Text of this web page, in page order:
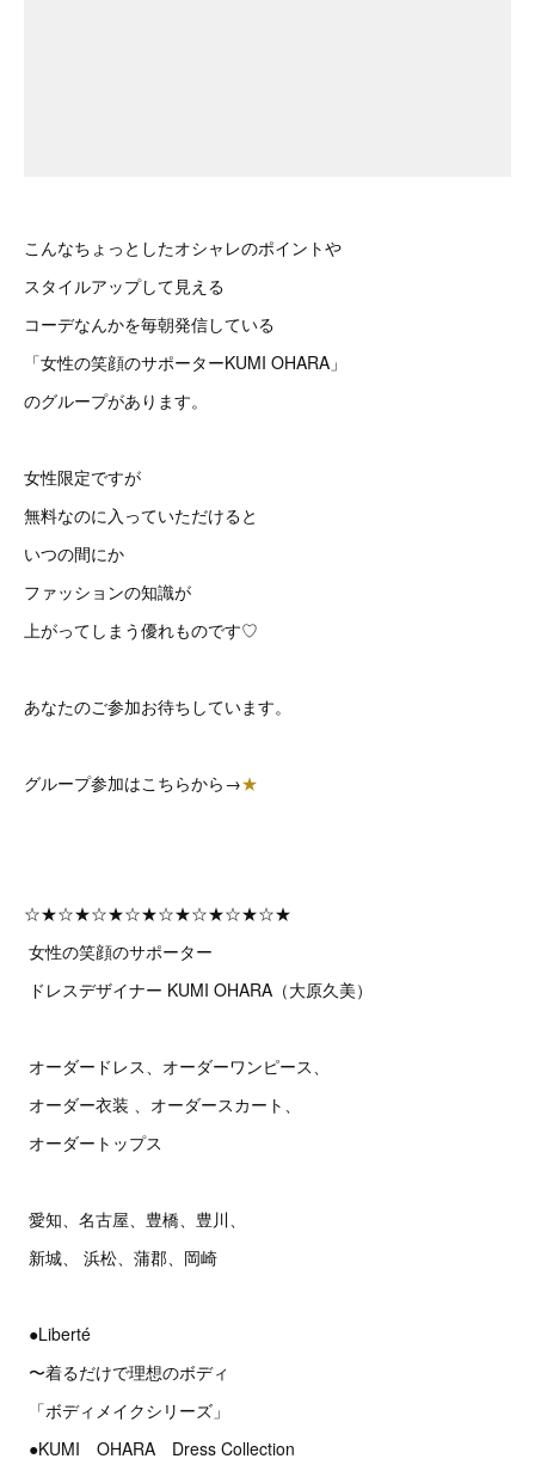
こんなちょっとしたオシャレのポイントや
スタイルアップして見える
コーデなんかを毎朝発信している
「女性の笑顔のサポーターKUMI OHARA」
のグループがあります。
女性限定ですが
無料なのに入っていただけると
いつの間にか
ファッションの知識が
上がってしまう優れものです♡
あなたのご参加お待ちしています。
グループ参加はこちらから→★
☆★☆★☆★☆★☆★☆★☆★☆★
女性の笑顔のサポーター
ドレスデザイナー KUMI OHARA（大原久美）
オーダードレス、オーダーワンピース、
オーダー衣装 、オーダースカート、
オーダートップス
愛知、名古屋、豊橋、豊川、
新城、 浜松、蒲郡、岡崎
●Liberté
〜着るだけで理想のボディ
「ボディメイクシリーズ」
●KUMI OHARA Dress Collection